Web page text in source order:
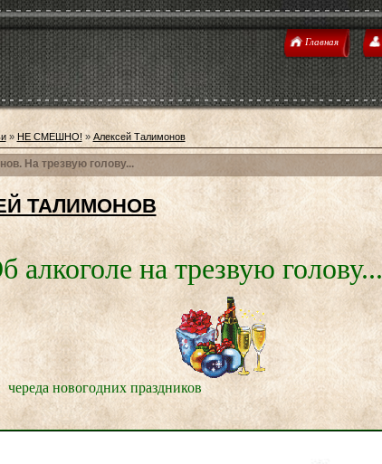
Главная
» НЕ СМЕШНО! » Алексей Талимонов
На трезвую голову...
ТАЛИМОНОВ
алкоголе на трезвую голову...
череда новогодних праздников